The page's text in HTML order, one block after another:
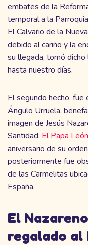
embates de la
temporal a la
El Calvario de la
debido al cariño y la
su llegada, tomó
hasta nuestro días.
El segundo hecho,
Ángulo Urruela,
imagen de Jesús
Santidad, El Papa
aniversario de su
posteriormente fue
de las Carmelitas
España.
El
regalado al